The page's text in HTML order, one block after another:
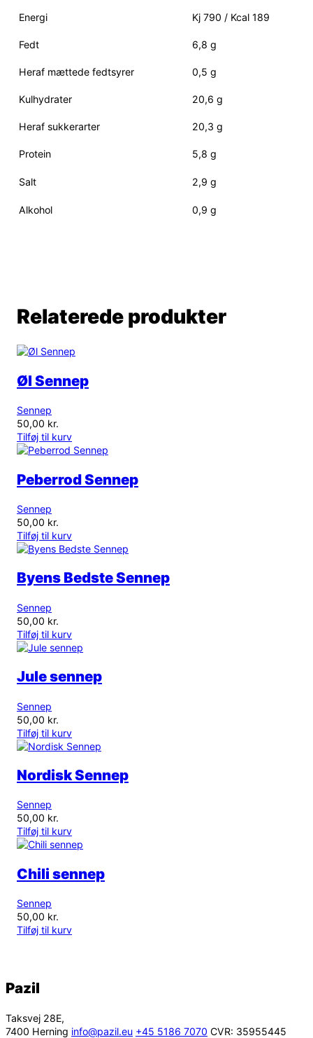
Energi Kj 790 / Kcal 189
Fedt 6,8 g
Heraf mættede fedtsyrer 0,5 g
Kulhydrater 20,6 g
Heraf sukkerarter 20,3 g
Protein 5,8 g
Salt 2,9 g
Alkohol 0,9 g
Relaterede produkter
Øl Sennep
Sennep
50,00 kr.
Tilføj til kurv
Peberrod Sennep
Sennep
50,00 kr.
Tilføj til kurv
Byens Bedste Sennep
Sennep
50,00 kr.
Tilføj til kurv
Jule sennep
Sennep
50,00 kr.
Tilføj til kurv
Nordisk Sennep
Sennep
50,00 kr.
Tilføj til kurv
Chili sennep
Sennep
50,00 kr.
Tilføj til kurv
Pazil
Taksvej 28E,
7400 Herning info@pazil.eu +45 5186 7070 CVR: 35955445